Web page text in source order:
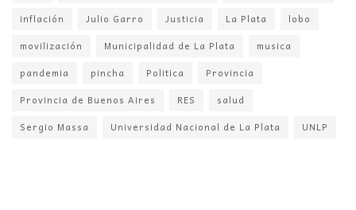
inflación
Julio Garro Justicia La Plata
lobo
movilización
Municipalidad de La Plata
musica
pandemia
pincha Politica
Provincia
Provincia de Buenos Aires
RES
salud
Sergio Massa
Universidad Nacional de La Plata UNLP